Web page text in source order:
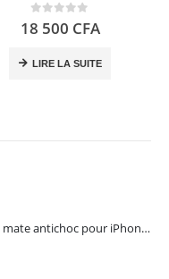
0out of 5
18 500 CFA
LIRE LA SUITE
Coque Guardian Series mate antichoc pour iPhone 15 Pro Max avec Magsafe Noir - Torras